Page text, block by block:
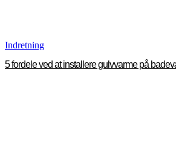
Indretning
5 fordele ved at installere gulvvarme på